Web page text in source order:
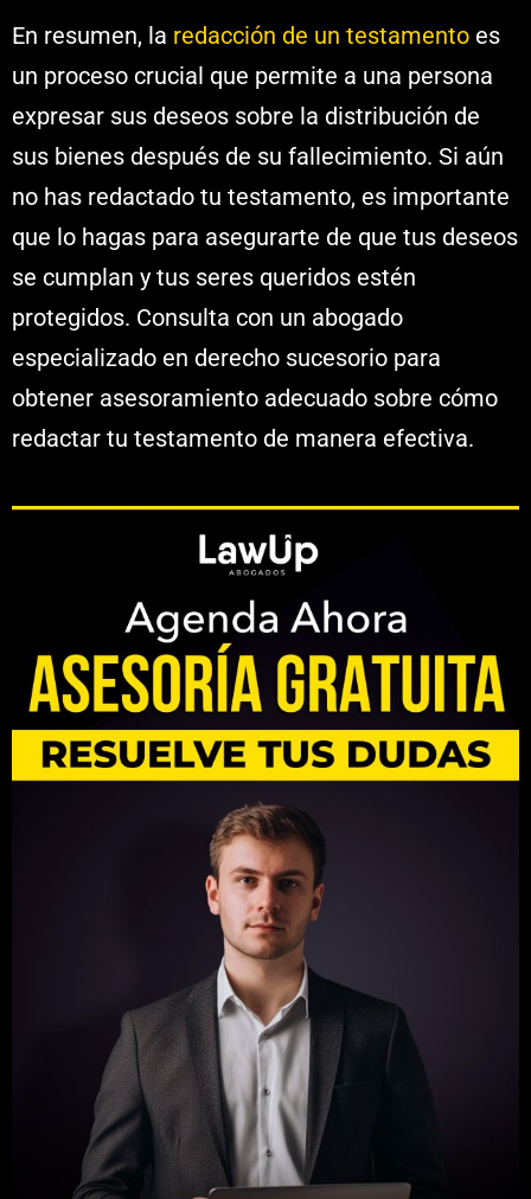
En resumen, la redacción de un testamento es
un proceso crucial que permite a una persona
expresar sus deseos sobre la distribución de
sus bienes después de su fallecimiento. Si aún
no has redactado tu testamento, es importante
que lo hagas para asegurarte de que tus deseos
se cumplan y tus seres queridos estén
protegidos. Consulta con un abogado
especializado en derecho sucesorio para
obtener asesoramiento adecuado sobre cómo
redactar tu testamento de manera efectiva.